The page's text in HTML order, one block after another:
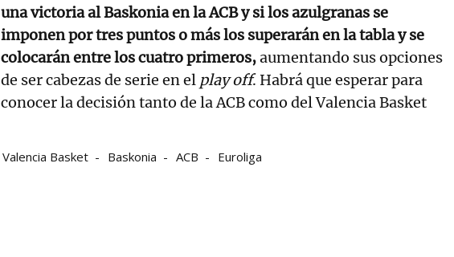
una victoria al Baskonia en la ACB y si los azulgranas se
imponen por tres puntos o más los superarán en la tabla y se
colocarán entre los cuatro primeros,aumentando sus opciones
de ser cabezas de serie en el play off. Habrá que esperar para
conocer la decisión tanto de la ACB como del Valencia Basket
Valencia Basket Baskonia ACB Euroliga